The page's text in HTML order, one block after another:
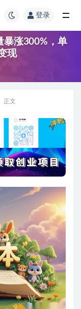
登录
暴涨300%，单
现
正文